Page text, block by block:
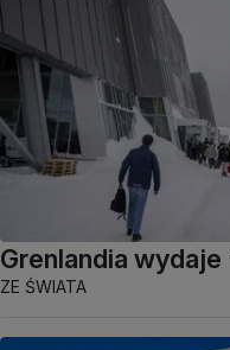
Grenlandia
ZE ŚWIATA